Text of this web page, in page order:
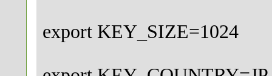
export KEY_SIZE=1024